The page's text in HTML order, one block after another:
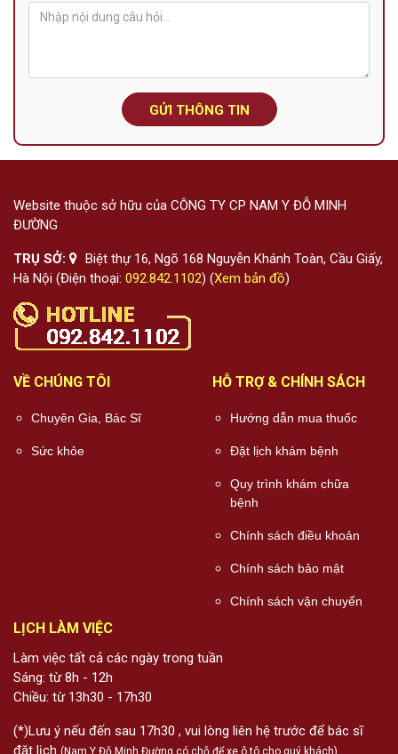
GỬI THÔNG TIN
Website thuộc sở hữu của CÔNG TY CP NAM Y ĐỖ MINH
ĐƯỜNG
TRỤ SỞ:
Biệt thự 16, Ngõ 168 Nguyễn Khánh Toàn, Cầu Giấy,
Hà Nội (Điện thoại: 092.842.1102) (Xem bản đồ)
VỀ CHÚNG TÔI
Chuyên Gia, Bác Sĩ
Sức khỏe
HỖ TRỢ & CHÍNH SÁCH
Hướng dẫn mua thuốc
Đặt lịch khám bệnh
Quy trình khám chữa
bệnh
Chính sách điều khoản
Chính sách bảo mật
Chính sách vận chuyển
LỊCH LÀM VIỆC
Làm việc tất cả các ngày trong tuần
Sáng: từ 8h - 12h
Chiều: từ 13h30 - 17h30
(*)Lưu ý nếu đến sau 17h30 , vui lòng liên hệ trước để bác sĩ
đặt lịch (Nam Y Đỗ Minh Đường có chỗ để xe ô tô cho quý khách)